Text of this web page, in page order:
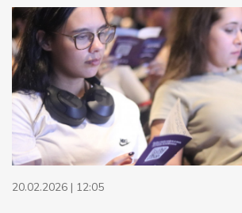
20.02.2026 | 12:05